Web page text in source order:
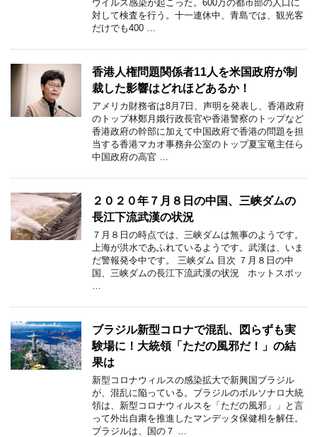
ウイルス感染が起こった。600万の都市部の人口に
対して検査を行う。十一連休中、青島では、観光客
だけでも400 …
香港人権問題関係者11人を米国政府が制
裁した影響はどれほどあるか！
アメリカ財務省は8月7日、声明を発表し、香港政府
のトップ林鄭月娥行政長官や香港警察のトップなど
香港政府の幹部に加えて中国政府で香港の問題を担
当する香港マカオ事務弁公室のトップ夏宝竜主任ら
中国政府の高官 …
２０２０年７月８日の中国、三峡ダムの
長江下流武漢の状況
７月８日の時点では、三峡ダムは無事のようです。
上海が洪水であふれているようです。武漢は、いま
だ警報発令中です。 三峡ダム 目次 ７月８日の中
国、三峡ダムの長江下流武漢の状況 ホットスポッ
ブラジル新型コロナで混乱、図らずも実
験場に！大統領「ただの風邪だ！」の結
果は
新型コロナウィルスの感染拡大で新興国ブラジル
が、混乱に陥っている。ブラジルのボルソナロ大統
領は、新型コロナウィルスを「ただの風邪」」と言
って外出自粛を推進したマンデッタ保健相を解任。
ブラジルは、国の７ …